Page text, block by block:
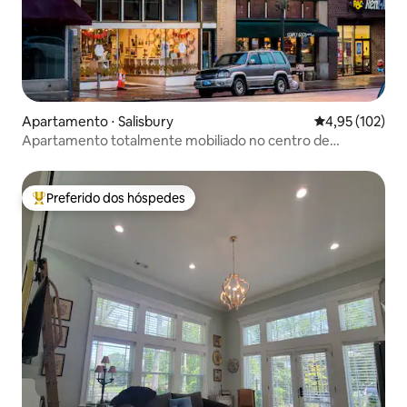
Apartamento ⋅ Salisbury 4,95 de uma
4,95 (102)
Apartamento totalmente mobiliado no centro de
Entre os melhores preferidos dos hóspedes
Preferido dos hóspedes